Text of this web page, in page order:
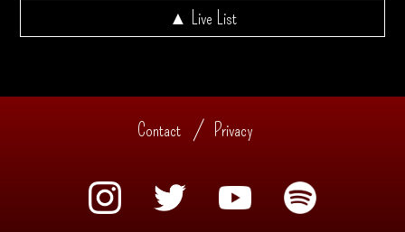
▲ Live List
Contact Privacy